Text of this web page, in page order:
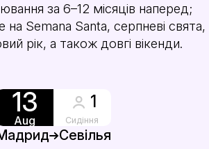
за 6–12 місяців наперед;
Semana Santa, серпневі свята,
рік, а також довгі вікенди.
13
Aug
1
Сидіння
Севілья